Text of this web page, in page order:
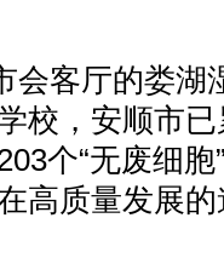
会客厅的娄
校，安顺市
个“无废细
高质量发展